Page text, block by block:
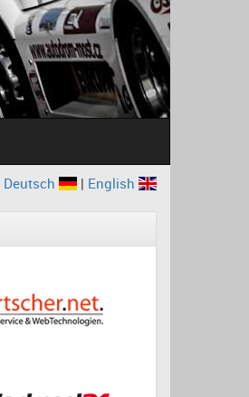
Deutsch | English